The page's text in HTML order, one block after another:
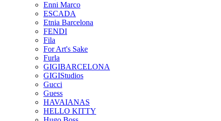
Enni Marco
ESCADA
Etnia Barcelona
FENDI
Fila
For Art's Sake
Furla
GIGIBARCELONA
GIGIStudios
Gucci
Guess
HAVAIANAS
HELLO KITTY